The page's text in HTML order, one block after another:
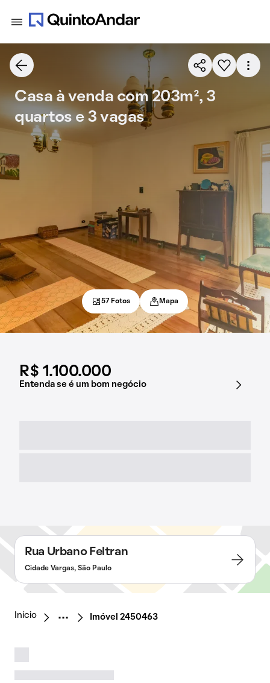
R$ 1.100.000
Entenda se é um bom negócio
Casa à venda com 203m², 3
quartos e 3 vagas
57 Fotos Mapa
Rua Urbano Feltran
Cidade Vargas, São Paulo
Início Imóvel 2450463